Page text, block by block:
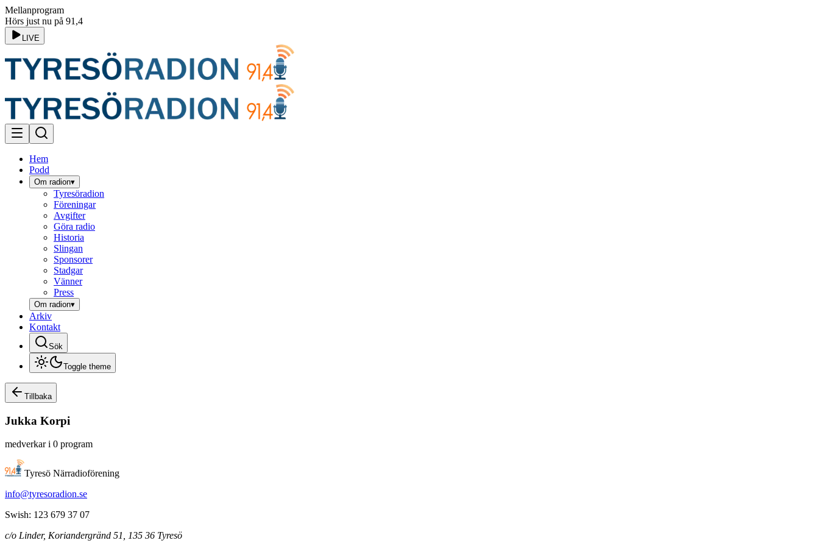
Mellanprogram
Hörs just nu på 91,4
LIVE
Hem
Podd
Om radion▾
Tyresöradion
Föreningar
Avgifter
Göra radio
Historia
Slingan
Sponsorer
Stadgar
Vänner
Press
Om radion▾
Arkiv
Kontakt
Sök
Toggle theme
Tillbaka
Jukka Korpi
medverkar i 0 program
Tyresö Närradioförening
info@tyresoradion.se
Swish: 123 679 37 07
c/o Linder, Koriandergränd 51, 135 36 Tyresö